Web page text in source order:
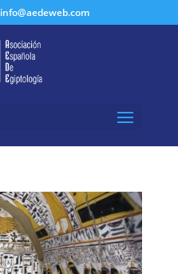
info@aedeweb.com